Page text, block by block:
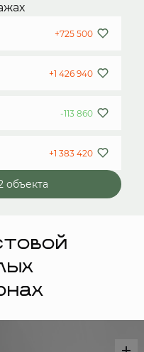
+725 500
+1 426 940
-113 860
+1 383 420
объектa